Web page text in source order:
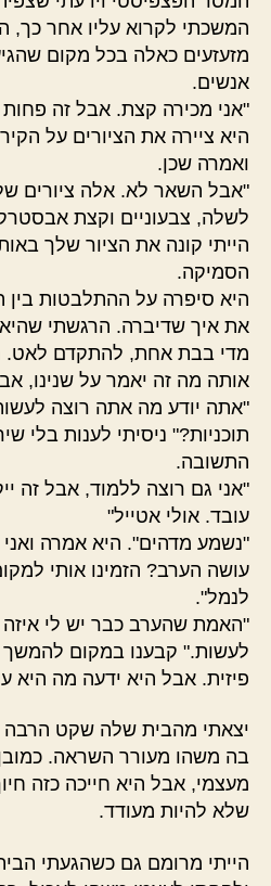
המשכתי לקרוא עליו אחר כך,
מזעזעים כאלה בכל מקום
אנשים.
"אני מכירה קצת. אבל זה
היא ציירה את הציורים על
ואמרה שכן.
"אבל השאר לא. אלה ציורים
לשלה, צבעוניים וקצת
הייתי קונה את הציור שלך
הסמיקה.
היא סיפרה על ההתלבטות בין
את איך שדיברה. הרגשתי
מדי בבת אחת, להתקדם לאט.
אותה מה זה יאמר על שנינו,
"אתה יודע מה אתה רוצה
תוכניות?" ניסיתי לענות בלי
התשובה.
"אני גם רוצה ללמוד, אבל זה
עובד. אולי אטייל"
"נשמע מדהים". היא אמרה
עושה הערב? הזמינו אותי
לנמל".
"האמת שהערב כבר יש לי איזה
לעשות." קבענו במקום
פיזית. אבל היא ידעה מה היא
יצאתי מהבית שלה שקט הרבה
בה משהו מעורר השראה.
מעצמי, אבל היא חייכה כזה
שלא להיות מעודד.
הייתי מרומם גם כשהגעתי